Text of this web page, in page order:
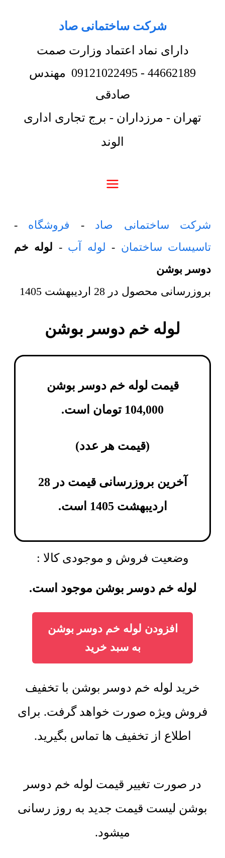
شرکت ساختمانی صاد
دارای نماد اعتماد وزارت صمت
44662189
-
09121022495 مهندس
صادقی
تهران - مرزداران - برج تجاری اداری
الوند
شرکت ساختمانی صاد - فروشگاه -
تاسیسات ساختمان - لوله آب - لوله خم
دوسر بوشن
بروزرسانی محصول در 28 اردیبهشت 1405
لوله خم دوسر بوشن
قیمت لوله خم دوسر بوشن
104,000 تومان است.
(قیمت هر عدد)
آخرین بروزرسانی قیمت در 28
اردیبهشت 1405 است.
وضعیت فروش و موجودی کالا :
لوله خم دوسر بوشن موجود است.
افزودن لوله خم دوسر بوشن
به سبد خرید
خرید لوله خم دوسر بوشن با تخفیف
فروش ویژه صورت خواهد گرفت. برای
اطلاع از تخفیف ها تماس بگیرید.
در صورت تغییر قیمت لوله خم دوسر
بوشن لیست قیمت جدید به روز رسانی
میشود.